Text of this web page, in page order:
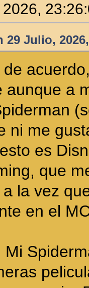
29 Julio,
aunque a
ni me
es
que
la vez
en el
Mi